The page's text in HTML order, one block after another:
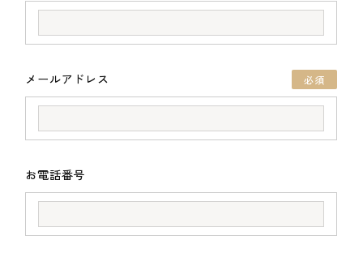
メールアドレス 必須
お電話番号